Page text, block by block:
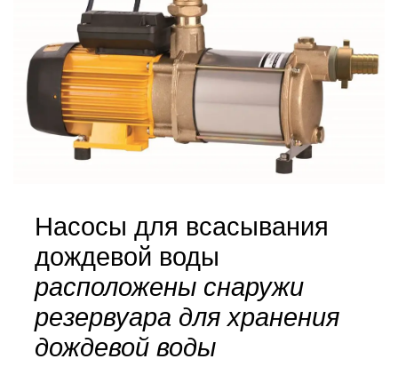
Насосы для всасывания
дождевой воды
расположены снаружи
резервуара для хранения
дождевой воды